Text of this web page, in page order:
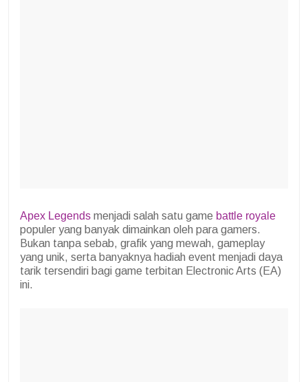
Apex Legends menjadi salah satu game battle royale
populer yang banyak dimainkan oleh para gamers.
Bukan tanpa sebab, grafik yang mewah, gameplay
yang unik, serta banyaknya hadiah event menjadi daya
tarik tersendiri bagi game terbitan Electronic Arts (EA)
ini.